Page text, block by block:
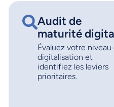
Audit de
maturité
Évaluez votre niveau
digitalisation et
identifiez les leviers
prioritaires.